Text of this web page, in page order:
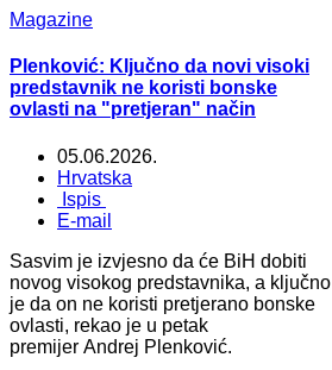
Magazine
Plenković: Ključno da novi visoki
predstavnik ne koristi bonske
ovlasti na "pretjeran" način
05.06.2026.
Hrvatska
Ispis
E-mail
Sasvim je izvjesno da će BiH dobiti
novog visokog predstavnika, a ključno
je da on ne koristi pretjerano bonske
ovlasti, rekao je u petak
premijer Andrej Plenković.